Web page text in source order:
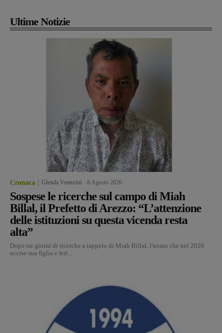
Ultime Notizie
Cronaca Glenda Venturini 6 Agosto 2026
Sospese le ricerche sul campo di Miah
Billal, il Prefetto di Arezzo: “L’attenzione
delle istituzioni su questa vicenda resta
alta”
Dopo tre giorni di ricerche a tappeto di Miah Billal, l'uomo che nel 2020
uccise sua figlia e ferì...